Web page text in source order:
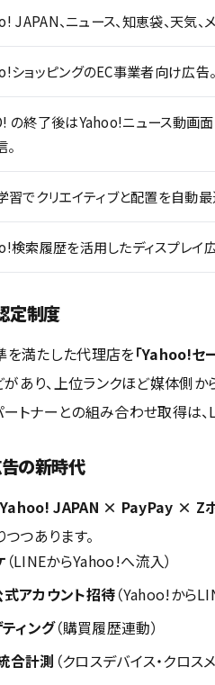
JAPAN、ニュース、知恵袋、天気、
ショッピングのEC事業者向け広告。
の終了後はYahoo!ニュース動画面
習でクリエイティブと配置を自動最
検索履歴を活用したディスプレイ
定制度
を満たした代理店を「Yahoo!セ
があり、上位ランクほど媒体側
ートナーとの組み合わせ取得は
の新時代
JAPAN × PayPay × Zホ
つあります。
（LINEからYahoo!へ流入）
アカウント招待（Yahoo!から
ィング（購買履歴連動）
合計測 （クロスデバイス・クロス